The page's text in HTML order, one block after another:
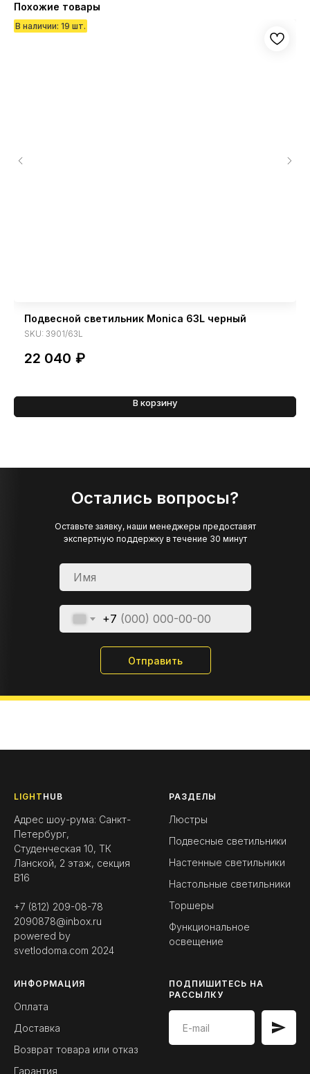
Похожие товары
Подвесной светильник Monica 63L черный
SKU: 3901/63L
22 040 ₽
В корзину
Остались вопросы?
+7
Отправить
Оставьте заявку, наши менеджеры предоставят
экспертную поддержку в течение 30 минут
LIGHT HUB
Адрес шоу-рума: Санкт-
Петербург,
Студенческая 10, ТК
Ланской, 2 этаж, секция
B16
+7 (812) 209-08-78
2090878@inbox.ru
powered by
svetlodoma.com 2024
РАЗДЕЛЫ
Люстры
Подвесные светильники
Настенные светильники
Настольные светильники
Торшеры
Функциональное
освещение
ИНФОРМАЦИЯ
Оплата
Доставка
Возврат товара или отказ
Гарантия
ПОДПИШИТЕСЬ НА
РАССЫЛКУ